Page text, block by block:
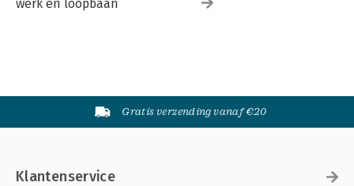
werk en loopbaan
Gratis verzending vanaf €20
Klantenservice